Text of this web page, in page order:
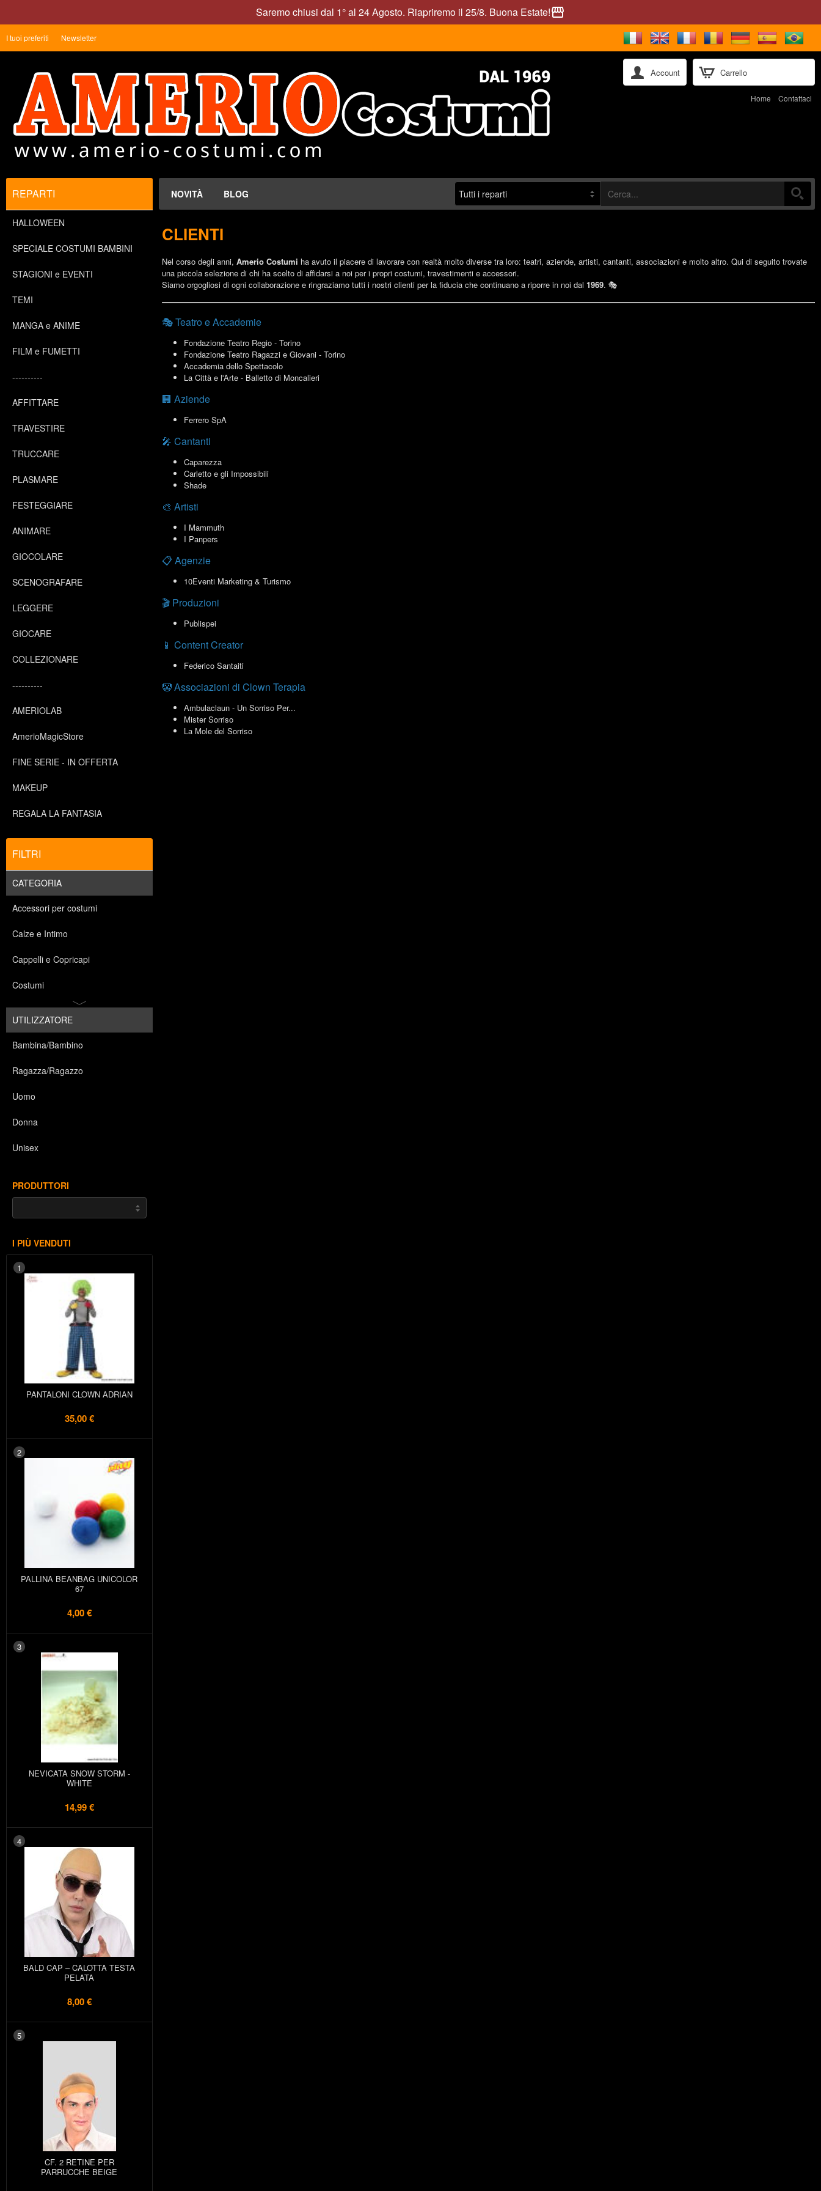
Saremo chiusi dal 1° al 24 Agosto. Riapriremo il 25/8. Buona Estate!storefront
Carrello
I tuoi preferiti Newsletter
Account
Home Contattaci
NOVITÀ BLOG
REPARTI
HALLOWEEN
SPECIALE COSTUMI BAMBINI
STAGIONI e EVENTI
TEMI
MANGA e ANIME
FILM e FUMETTI
----------
AFFITTARE
TRAVESTIRE
TRUCCARE
PLASMARE
FESTEGGIARE
ANIMARE
GIOCOLARE
SCENOGRAFARE
LEGGERE
GIOCARE
COLLEZIONARE
----------
AMERIOLAB
AmerioMagicStore
FINE SERIE - IN OFFERTA
MAKEUP
REGALA LA FANTASIA
FILTRI
CATEGORIA
Accessori per costumi
Calze e Intimo
Cappelli e Copricapi
Costumi
UTILIZZATORE
Bambina/Bambino
Ragazza/Ragazzo
Uomo
Donna
Unisex
PRODUTTORI
I PIÙ VENDUTI
1
PANTALONI CLOWN ADRIAN
35,00 €
2
PALLINA BEANBAG UNICOLOR
67
4,00 €
3
NEVICATA SNOW STORM -
WHITE
14,99 €
4
BALD CAP – CALOTTA TESTA
PELATA
8,00 €
5
CF. 2 RETINE PER
PARRUCCHE BEIGE
CLIENTI
Nel corso degli anni, Amerio Costumi ha avuto il piacere di lavorare con realtà molto diverse tra loro: teatri, aziende, artisti, cantanti, associazioni e molto altro. Qui di seguito trovate
una piccola selezione di chi ha scelto di affidarsi a noi per i propri costumi, travestimenti e accessori.
Siamo orgogliosi di ogni collaborazione e ringraziamo tutti i nostri clienti per la fiducia che continuano a riporre in noi dal 1969. 🎭
🎭 Teatro e Accademie
Fondazione Teatro Regio - Torino
Fondazione Teatro Ragazzi e Giovani - Torino
Accademia dello Spettacolo
La Città e l'Arte - Balletto di Moncalieri
🏢 Aziende
Ferrero SpA
🎤 Cantanti
Caparezza
Carletto e gli Impossibili
Shade
🎨 Artisti
I Mammuth
I Panpers
📋 Agenzie
10Eventi Marketing & Turismo
🎬 Produzioni
Publispei
📱 Content Creator
Federico Santaiti
🤡 Associazioni di Clown Terapia
Ambulaclaun - Un Sorriso Per...
Mister Sorriso
La Mole del Sorriso